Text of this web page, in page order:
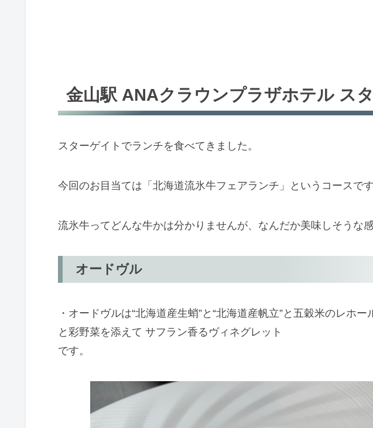
金山駅 ANAクラウンプラザホテル ス
スターゲイトでランチを食べてきました。
今回のお目当ては「北海道流氷牛フェアランチ」というコースです
流氷牛ってどんな牛かは分かりませんが、なんだか美味しそうな感
オードヴル
・オードヴルは“北海道産生蛸”と“北海道産帆立”と五穀米のレホ
と彩野菜を添えて サフラン香るヴィネグレット
です。